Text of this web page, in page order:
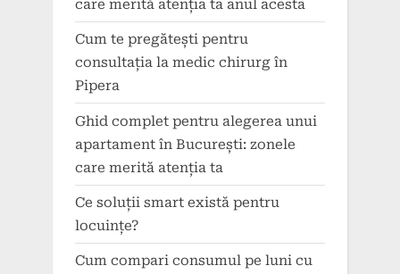
care merită atenția ta anul acesta
Cum te pregătești pentru
consultația la medic chirurg în
Pipera
Ghid complet pentru alegerea unui
apartament în București: zonele
care merită atenția ta
Ce soluții smart există pentru
locuințe?
Cum compari consumul pe luni cu